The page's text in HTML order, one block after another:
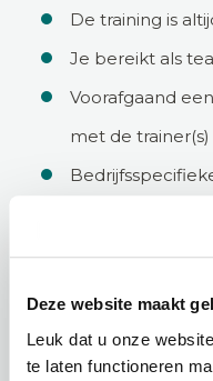
Deze website maakt
Leuk dat u onze
te laten functioneren
De training is
Je bereikt als
Voorafgaand
met de trainer(s)
Incompany